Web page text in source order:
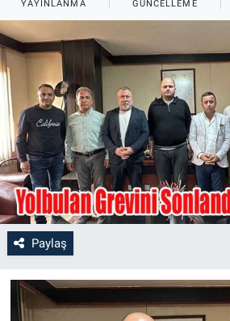
YAYINLANMA GÜNCELLEME
Paylaş